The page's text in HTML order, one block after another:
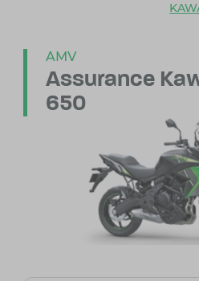
AMV
Assurance
650